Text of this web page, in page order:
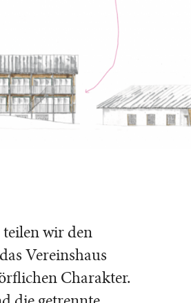
wir den
Vereinshaus
Charakter.